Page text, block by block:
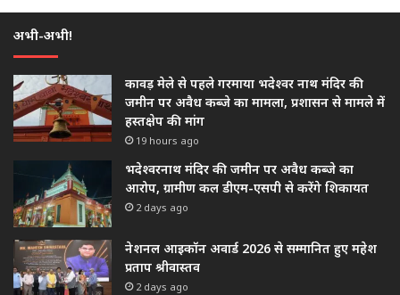
अभी-अभी!
कावड़ मेले से पहले गरमाया भदेश्वर नाथ मंदिर की
जमीन पर अवैध कब्जे का मामला, प्रशासन से मामले में
हस्तक्षेप की मांग
19 hours ago
भदेश्वरनाथ मंदिर की जमीन पर अवैध कब्जे का
आरोप, ग्रामीण कल डीएम-एसपी से करेंगे शिकायत
2 days ago
नेशनल आइकॉन अवार्ड 2026 से सम्मानित हुए महेश
प्रताप श्रीवास्तव
2 days ago